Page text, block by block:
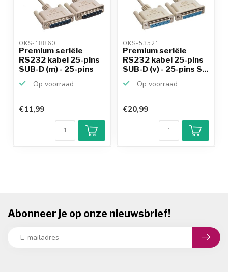
OKS-18860
Premium seriële
RS232 kabel 25-pins
SUB-D (m) - 25-pins
Op voorraad
€11,99
OKS-53521
Premium seriële
RS232 kabel 25-pins
SUB-D (v) - 25-pins S...
Op voorraad
Klantenbeoordeling
9,2/10
Achteraf
betalen mogelijk
€20,99
Abonneer je op onze nieuwsbrief!